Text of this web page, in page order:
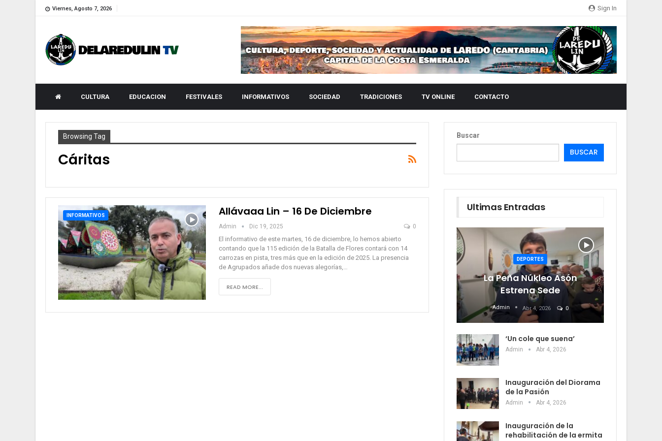
Sign In
Viernes, Agosto 7, 2026
CULTURA EDUCACION FESTIVALES INFORMATIVOS SOCIEDAD TRADICIONES TV ONLINE CONTACTO
Browsing Tag
Cáritas
INFORMATIVOS Allávaaa Lin – 16 De Diciembre
Admin Dic 19, 2025 0
El informativo de este martes, 16 de diciembre, lo hemos abierto
contando que la 115 edición de la Batalla de Flores contará con 14
carrozas en pista, tres más que en la edición de 2025. La presencia
de Agrupados añade dos nuevas alegorías,…
READ MORE...
Buscar
BUSCAR
Ultimas Entradas
DEPORTES
La Peña Núkleo Asón
Estrena Sede
Admin Abr 4, 2026 0
‘Un cole que suena’
Admin Abr 4, 2026
Inauguración del Diorama
de la Pasión
Admin Abr 4, 2026
Inauguración de la
rehabilitación de la ermita